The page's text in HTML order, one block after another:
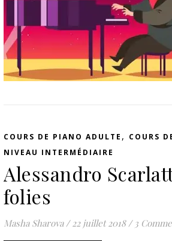
COURS DE PIANO ADULTE , COURS
NIVEAU INTERMÉDIAIRE
Alessandro
folies
Masha Sharova / 22 juillet 2018 / 3